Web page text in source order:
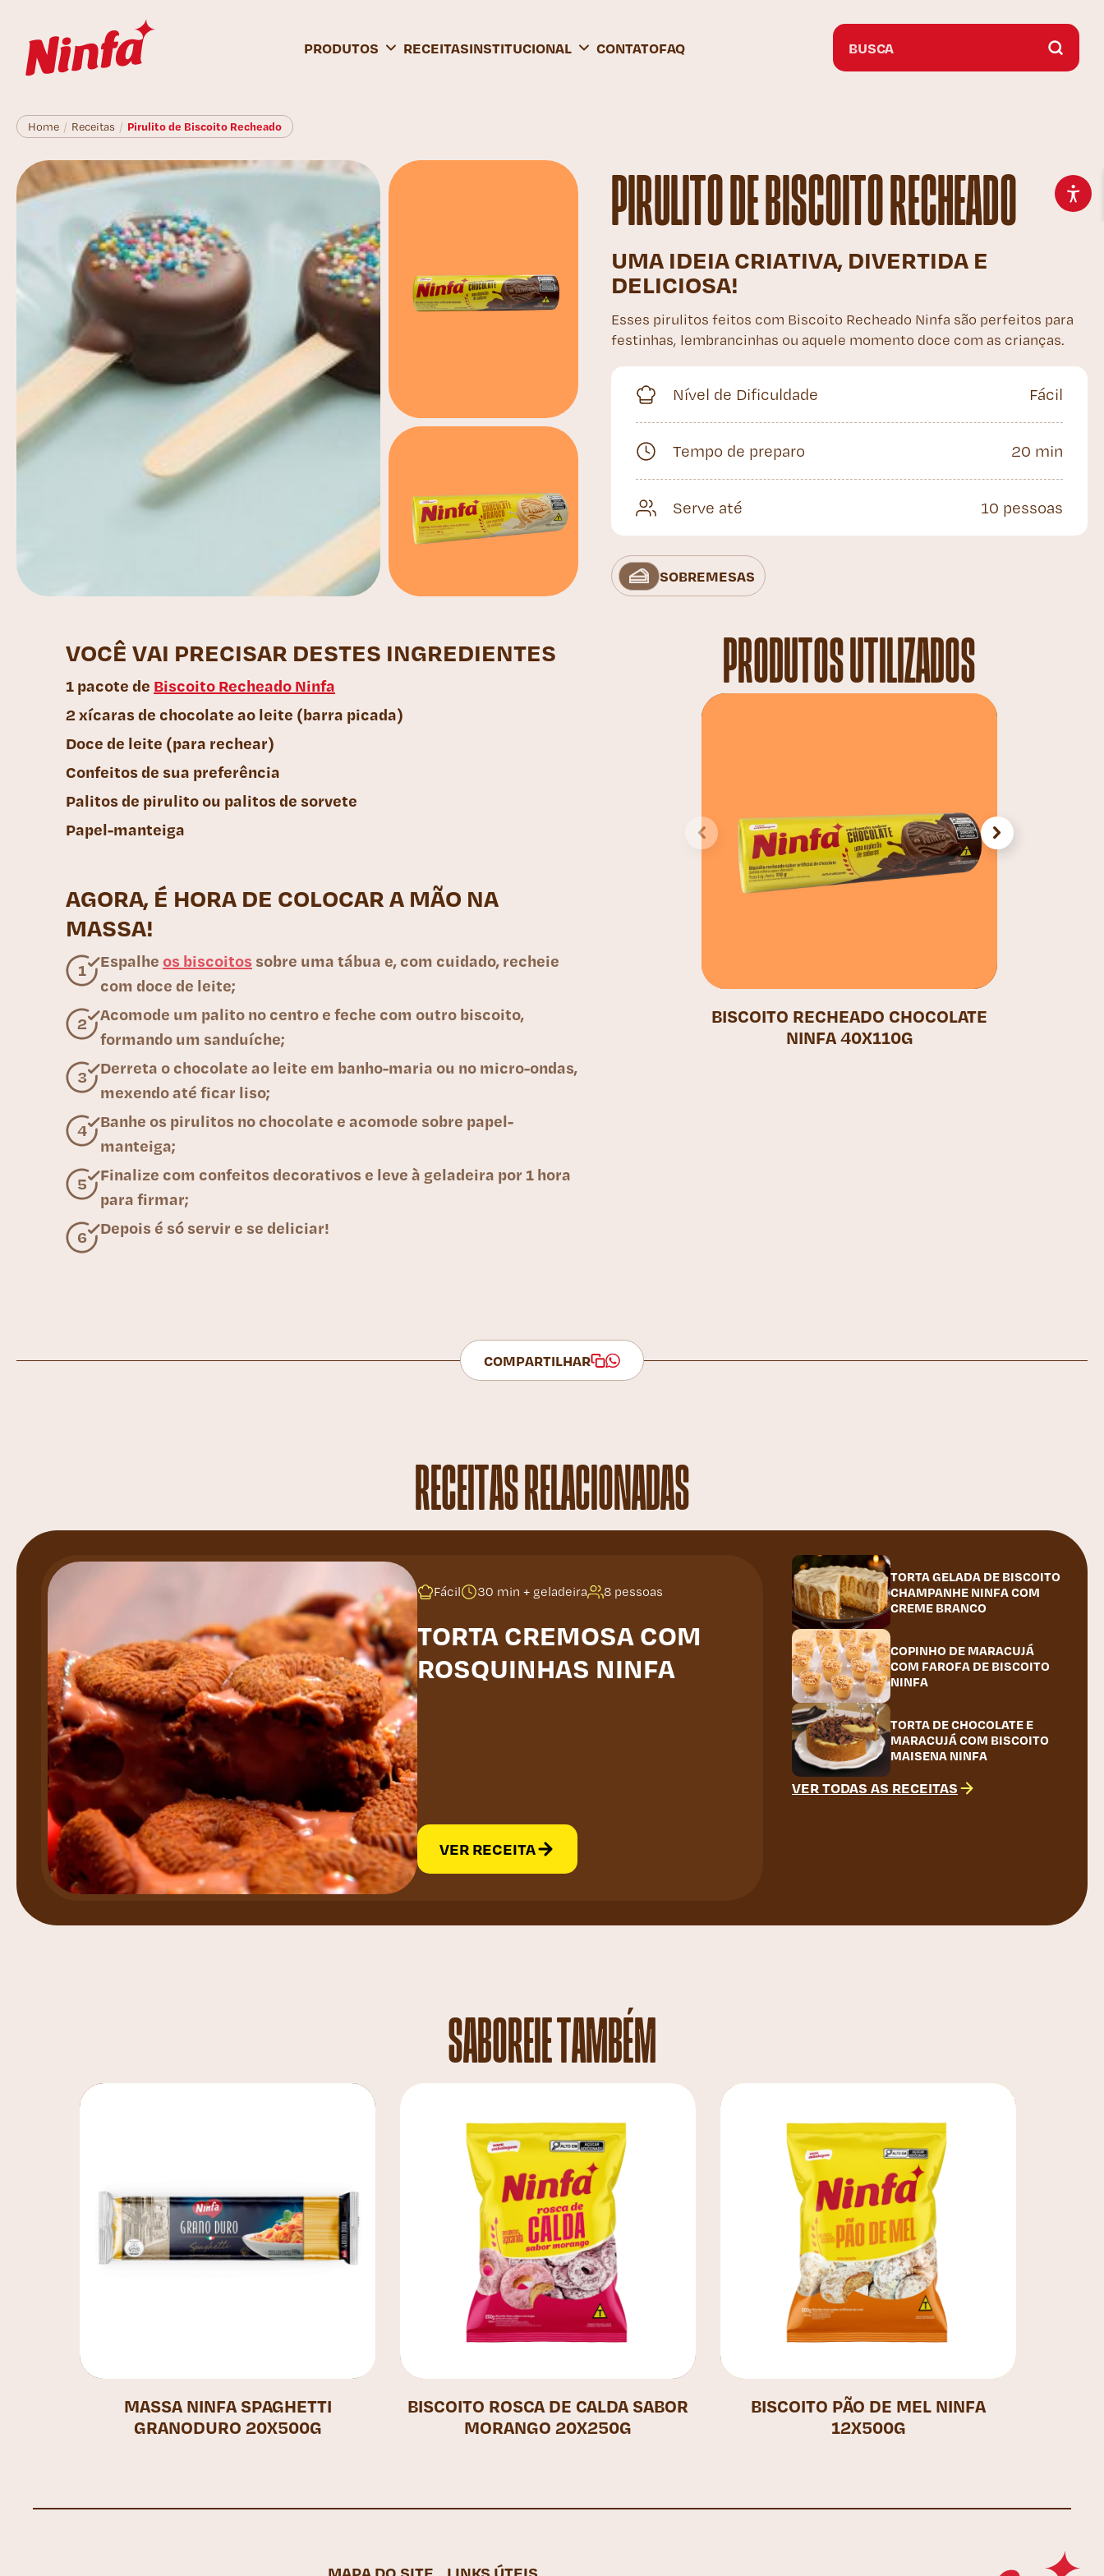
PRODUTOS RECEITASINSTITUCIONAL CONTATOFAQ
Home / Receitas / Pirulito de Biscoito Recheado
PIRULITO DE BISCOITO RECHEADO
UMA IDEIA CRIATIVA, DIVERTIDA E
DELICIOSA!
Esses pirulitos feitos com Biscoito Recheado Ninfa são perfeitos para
festinhas, lembrancinhas ou aquele momento doce com as crianças.
Nível de Dificuldade Fácil
Tempo de preparo 20 min
Serve até 10 pessoas
SOBREMESAS
VOCÊ VAI PRECISAR DESTES INGREDIENTES
1 pacote de Biscoito Recheado Ninfa
2 xícaras de chocolate ao leite (barra picada)
Doce de leite (para rechear)
Confeitos de sua preferência
Palitos de pirulito ou palitos de sorvete
Papel-manteiga
AGORA, É HORA DE COLOCAR A MÃO NA
MASSA!
Espalhe os biscoitos sobre uma tábua e, com cuidado, recheie
com doce de leite;
Acomode um palito no centro e feche com outro biscoito,
formando um sanduíche;
Derreta o chocolate ao leite em banho-maria ou no micro-ondas,
mexendo até ficar liso;
Banhe os pirulitos no chocolate e acomode sobre papel-
manteiga;
Finalize com confeitos decorativos e leve à geladeira por 1 hora
para firmar;
Depois é só servir e se deliciar!
PRODUTOS UTILIZADOS
BISCOITO RECHEADO CHOCOLATE
NINFA 40X110G
COMPARTILHAR
RECEITAS RELACIONADAS
Fácil 30 min + geladeira 8 pessoas
TORTA CREMOSA COM
ROSQUINHAS NINFA
VER RECEITA
TORTA GELADA DE BISCOITO
CHAMPANHE NINFA COM
CREME BRANCO
COPINHO DE MARACUJÁ
COM FAROFA DE BISCOITO
NINFA
TORTA DE CHOCOLATE E
MARACUJÁ COM BISCOITO
MAISENA NINFA
VER TODAS AS RECEITAS
SABOREIE TAMBÉM
MASSA NINFA SPAGHETTI
GRANODURO 20X500G
BISCOITO ROSCA DE CALDA SABOR
MORANGO 20X250G
BISCOITO PÃO DE MEL NINFA
12X500G